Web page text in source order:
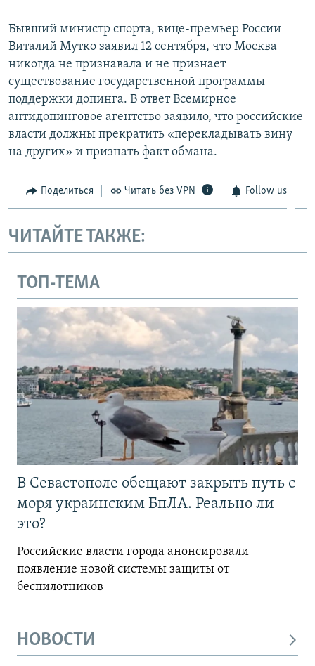
Бывший министр спорта, вице-премьер России
Виталий Мутко заявил 12 сентября, что Москва
никогда не признавала и не признает
существование государственной программы
поддержки допинга. В ответ Всемирное
антидопинговое агентство заявило, что российские
власти должны прекратить «перекладывать вину
на других» и признать факт обмана.
Поделиться Читать без VPN Follow us
ЧИТАЙТЕ ТАКЖЕ:
ТОП-ТЕМА
В Севастополе обещают закрыть путь с
моря украинским БпЛА. Реально ли
это?
Российские власти города анонсировали
появление новой системы защиты от
беспилотников
НОВОСТИ